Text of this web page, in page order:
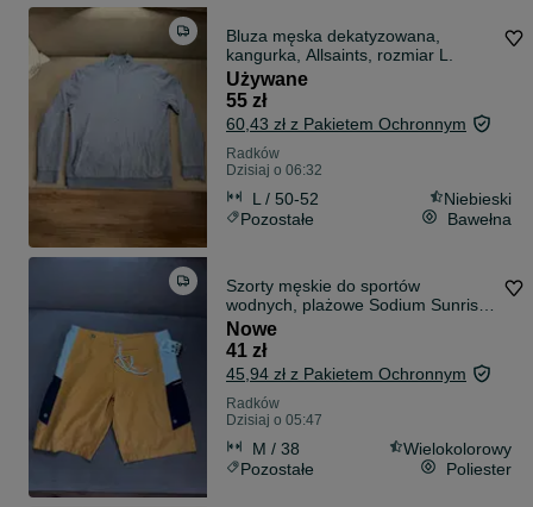
Bluza męska dekatyzowana,
kangurka, Allsaints, rozmiar L.
Używane
55 zł
60,43 zł z Pakietem Ochronnym
Radków
Dzisiaj o 06:32
L / 50-52
Niebieski
Pozostałe
Bawełna
Szorty męskie do sportów
wodnych, plażowe Sodium Sunrise
r. W32-nowe z metką
Nowe
41 zł
45,94 zł z Pakietem Ochronnym
Radków
Dzisiaj o 05:47
M / 38
Wielokolorowy
Pozostałe
Poliester